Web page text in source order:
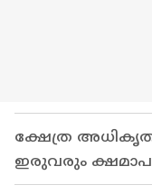
ക്ഷേത്ര
ഇരുവരും